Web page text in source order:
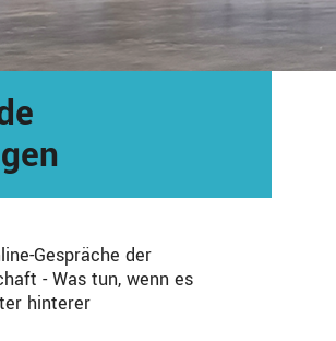
Gespräche der
- Was tun, wenn es
hinterer